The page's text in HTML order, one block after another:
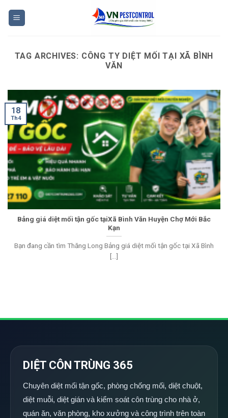
TAG ARCHIVES: CÔNG TY DIỆT MỐI TẠI XÃ BÌNH
VĂN
Bảng giá diệt mối tận gốc tạiXã Bình Văn Huyện Chợ Mới Bắc
Kạn
Bạn đang cần tìm Thăng Long Bảng giá diệt mối tận gốc tại Xã Bình
[...]
18
Th4
DIỆT CÔN TRÙNG 365
Chuyên diệt mối tận gốc, phòng chống mối, diệt chuột,
diệt muỗi, diệt gián và kiểm soát côn trùng cho nhà ở,
quán ăn, văn phòng, kho xưởng và công trình trên toàn